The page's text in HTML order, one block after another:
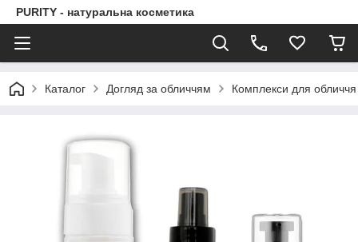
PURITY - натуральна косметика
Каталог Догляд за обличчям Комплекси для обличчя